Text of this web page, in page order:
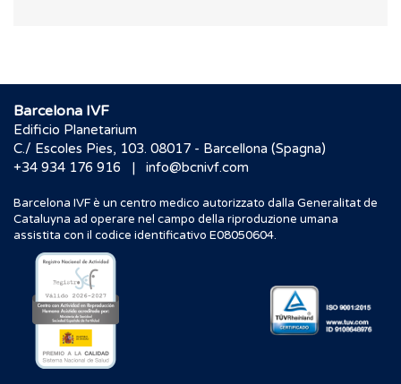
Barcelona IVF
Edificio Planetarium
C./ Escoles Pies, 103. 08017 - Barcellona (Spagna)
+34 934 176 916
| info@bcnivf.com
Barcelona IVF è un centro medico autorizzato dalla Generalitat de
Cataluyna ad operare nel campo della riproduzione umana
assistita con il codice identificativo E08050604.